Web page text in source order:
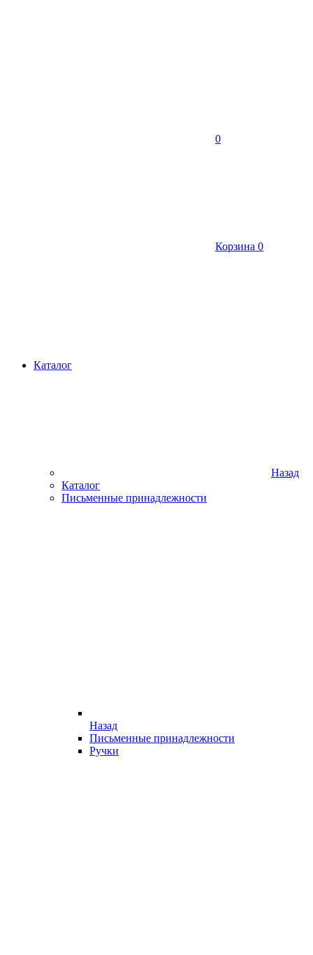
0
Корзина 0
Каталог
Назад
Каталог
Письменные принадлежности
Назад
Письменные принадлежности
Ручки